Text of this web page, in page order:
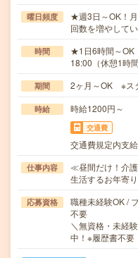
曜日頻度
★週3日～OK！
回数を増やして
時間
★1日6時間～OK
18:00（休憩1時
期間 2ヶ月～OK ※ス
時給 時給1200円～
交通費
交通費規定内支給
仕事内容
≪昼間だけ！介
生活するお年寄
応募資格
職種未経験OK /
不要
＼無資格・未経
中！※履歴書不